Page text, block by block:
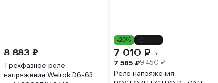
8 883 ₽
Трехфазное реле
напряжения Welrok D6-63
-20%
7 010 ₽
7 585 ₽9 450 ₽
Реле напряжения